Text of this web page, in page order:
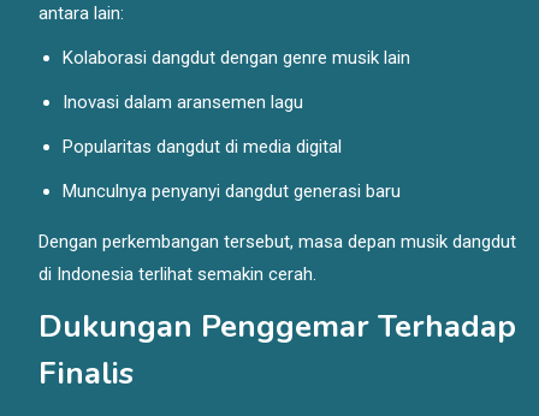
antara lain:
Kolaborasi dangdut dengan genre musik lain
Inovasi dalam aransemen lagu
Popularitas dangdut di media digital
Munculnya penyanyi dangdut generasi baru
Dengan perkembangan tersebut, masa depan musik dangdut
di Indonesia terlihat semakin cerah.
Dukungan Penggemar Terhadap
Finalis